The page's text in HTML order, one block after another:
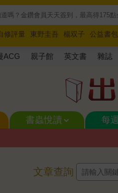
修評量 東野圭吾 楊双子 公益書包
綻放
奧德賽 路邊攤新作 馬斯克
ACG 親子館 英文書 雜誌
書蟲悅讀 每
文章查詢